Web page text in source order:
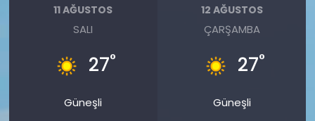
11 AĞUSTOS
SALI
27°
Güneşli
12 AĞUSTOS
ÇARŞAMBA
27°
Güneşli